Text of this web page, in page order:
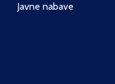
Javne nabave